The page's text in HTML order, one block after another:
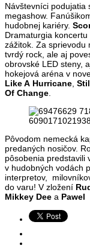
Návštevníci podujatia
megashow.
hudobnej kariéry.
Dramaturgia
zážitok. Za sprievodu
tvrdý rock, ale aj
obrovské LED steny,
hokejová aréna v
Like A Hurricane
Of Change
Pôvodom nemecká
predaných nosičov.
pôsobenia predstavili
v hudobných vodách
interpretov,
do varu! V zložení
Mikkey Dee a Pawel